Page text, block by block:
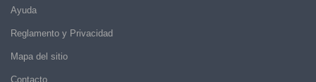
Ayuda
Reglamento y Privacidad
Mapa del sitio
Contacto